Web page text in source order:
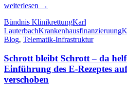
Bündnis
startet
Petition
gegen
Krankenhaus“reform“
weiterlesen →
Bündnis KlinikrettungKarl
LauterbachKrankenhausfinanzieruung
Blog, Telematik-Infrastruktur
Schrott bleibt Schrott – da
Einführung des E-Rezeptes
verschoben